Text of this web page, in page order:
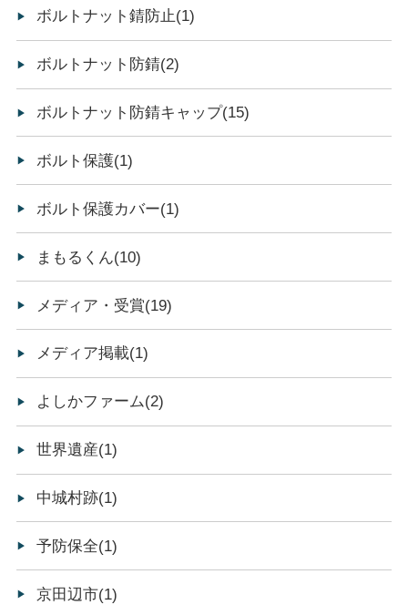
ボルトナット錆防止(1)
ボルトナット防錆(2)
ボルトナット防錆キャップ(15)
ボルト保護(1)
ボルト保護カバー(1)
まもるくん(10)
メディア・受賞(19)
メディア掲載(1)
よしかファーム(2)
世界遺産(1)
中城村跡(1)
予防保全(1)
京田辺市(1)